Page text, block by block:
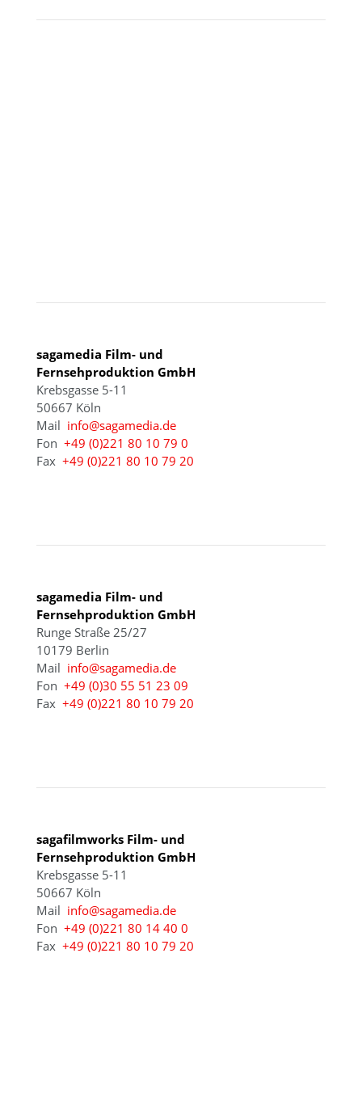
sagamedia Film- und
Fernsehproduktion GmbH
Krebsgasse 5-11
50667 Köln
Mail info@sagamedia.de
Fon +49 (0)221 80 10 79 0
Fax +49 (0)221 80 10 79 20
sagamedia Film- und
Fernsehproduktion GmbH
Runge Straße 25/27
10179 Berlin
Mail info@sagamedia.de
Fon +49 (0)30 55 51 23 09
Fax +49 (0)221 80 10 79 20
sagafilmworks Film- und
Fernsehproduktion GmbH
Krebsgasse 5-11
50667 Köln
Mail info@sagamedia.de
Fon +49 (0)221 80 14 40 0
Fax +49 (0)221 80 10 79 20